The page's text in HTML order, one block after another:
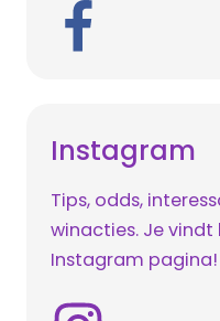
Instagram
Tips, odds,
winacties. Je
Instagram pagina!